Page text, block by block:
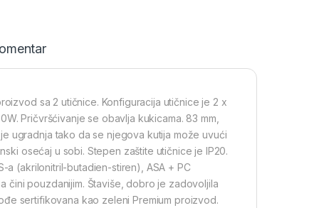
sa 2 utičnice. Konfiguracija utičnice je 2 x
Pričvršćivanje se obavlja kukicama. 83 mm,
ugradnja tako da se njegova kutija može uvući
osećaj u sobi. Stepen zaštite utičnice je IP20.
a (akrilonitril-butadien-stiren), ASA + PC
čini pouzdanijim. Štaviše, dobro je zadovoljila
sertifikovana kao zeleni Premium proizvod.